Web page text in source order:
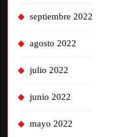
septiembre 2022
agosto 2022
julio 2022
junio 2022
mayo 2022